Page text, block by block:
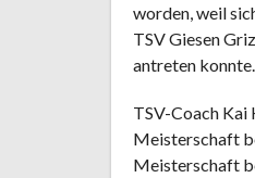
worden, weil
TSV Giesen
antreten
TSV-Coach
Meisterschaft
Meisterschaft